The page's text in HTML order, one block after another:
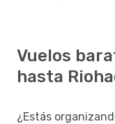
Vuelos
hasta
¿Estás